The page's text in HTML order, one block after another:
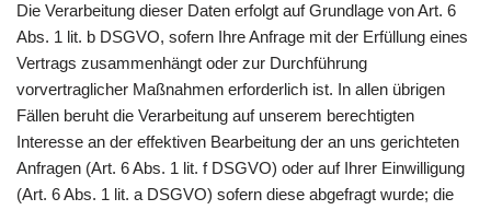
Die Verarbeitung dieser Daten erfolgt auf Grundlage von Art. 6
Abs. 1 lit. b DSGVO, sofern Ihre Anfrage mit der Erfüllung eines
Vertrags zusammenhängt oder zur Durchführung
vorvertraglicher Maßnahmen erforderlich ist. In allen übrigen
Fällen beruht die Verarbeitung auf unserem berechtigten
Interesse an der effektiven Bearbeitung der an uns gerichteten
Anfragen (Art. 6 Abs. 1 lit. f DSGVO) oder auf Ihrer Einwilligung
(Art. 6 Abs. 1 lit. a DSGVO) sofern diese abgefragt wurde; die